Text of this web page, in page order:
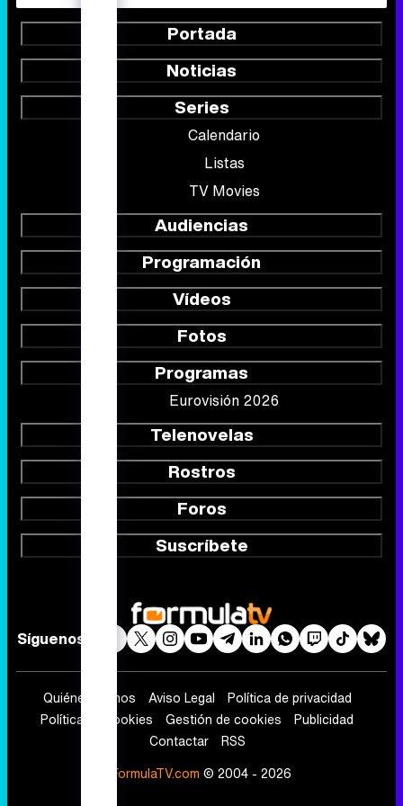
Portada
Noticias
Series
Calendario
Listas
TV Movies
Audiencias
Programación
Vídeos
Fotos
Programas
Eurovisión 2026
Telenovelas
Rostros
Foros
Suscríbete
Síguenos
Quiénes somos Aviso Legal
Política de privacidad
Política de cookies
Gestión de cookies
Publicidad
Contactar
RSS
FormulaTV.com © 2004 - 2026